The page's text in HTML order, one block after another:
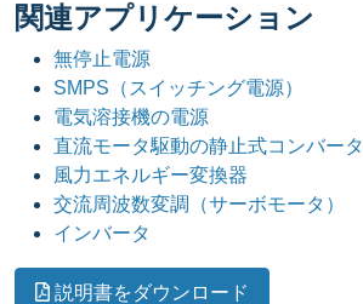
関連アプリケーション
無停止電源
SMPS（スイッチング電源）
電気溶接機の電源
直流モータ駆動の静止式コンバータ
風力エネルギー変換器
交流周波数変調（サーボモータ）
インバータ
説明書をダウンロード